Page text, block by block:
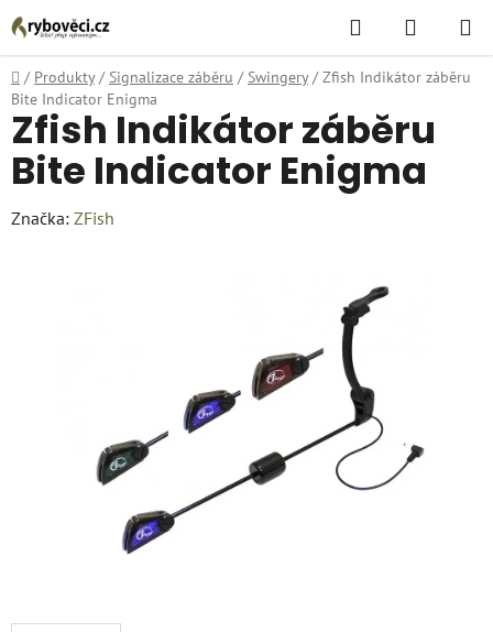
Přejít
na
obsah
Hledat
KOŠÍK
Domů
/ Produkty / Signalizace záběru / Swingery / Zfish Indikátor záběru
Bite Indicator Enigma
Zfish Indikátor záběru
Bite Indicator Enigma
Značka: ZFish